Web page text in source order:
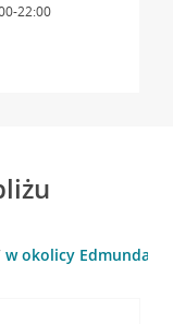
22:00
w okolicy Edmunda